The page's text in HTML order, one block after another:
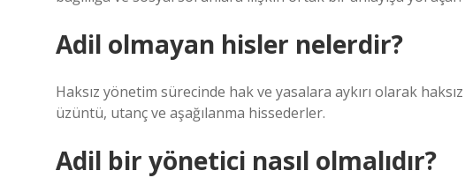
Adil olmayan hisler nelerdir?
Haksız yönetim sürecinde hak ve yasalara aykırı olarak
üzüntü, utanç ve aşağılanma hissederler.
Adil bir yönetici nasıl olmalıdır?